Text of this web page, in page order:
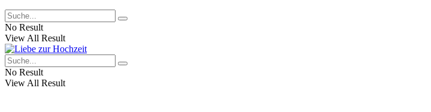
No Result
View All Result
No Result
View All Result